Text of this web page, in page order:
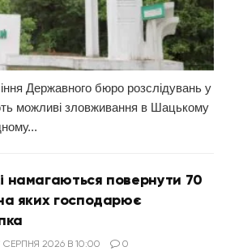
Державного бюро розслідувань у
можливі зловживання в Шацькому
намагаються повернути 70
яких господарює
СЕРПНЯ 2026 В 10:00 0